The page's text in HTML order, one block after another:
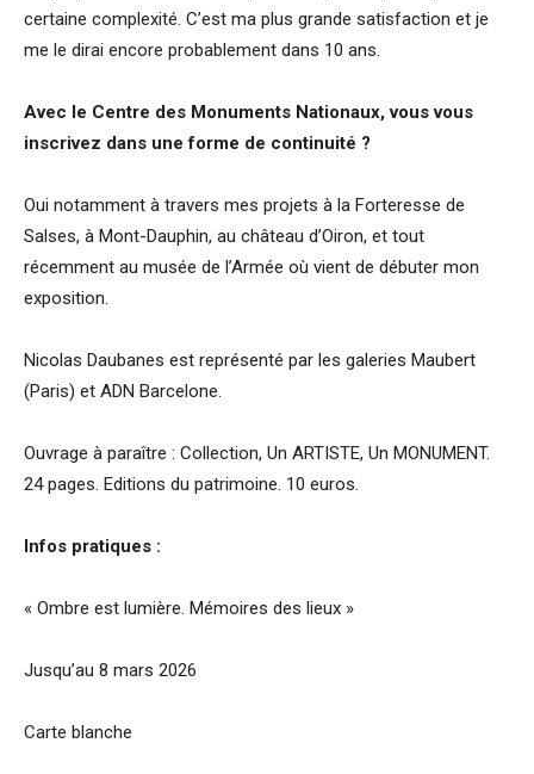
certaine complexité. C’est ma plus grande satisfaction et je
me le dirai encore probablement dans 10 ans.
Avec le Centre des Monuments Nationaux, vous vous
inscrivez dans une forme de continuité ?
Oui notamment à travers mes projets à la Forteresse de
Salses, à Mont-Dauphin, au château d’Oiron, et tout
récemment au musée de l’Armée où vient de débuter mon
exposition.
Nicolas Daubanes est représenté par les galeries Maubert
(Paris) et ADN Barcelone.
Ouvrage à paraître : Collection, Un ARTISTE, Un MONUMENT.
24 pages. Editions du patrimoine. 10 euros.
Infos pratiques :
« Ombre est lumière. Mémoires des lieux »
Jusqu’au 8 mars 2026
Carte blanche